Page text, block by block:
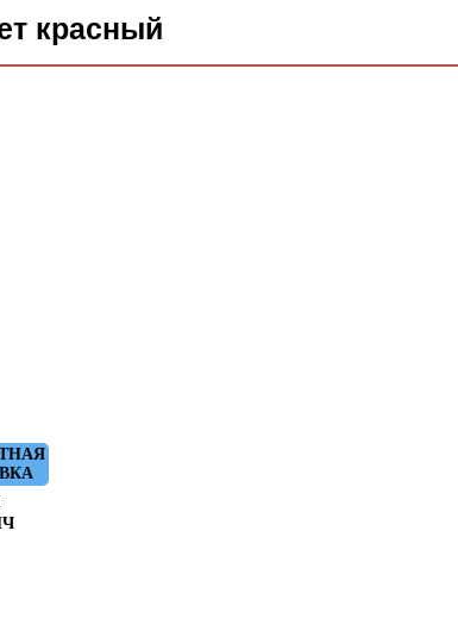
красный